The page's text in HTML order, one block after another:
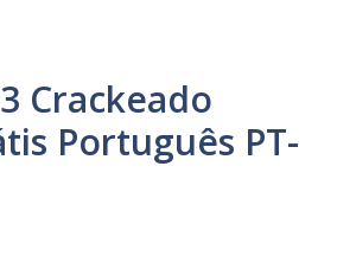
Crackeado
Português PT-